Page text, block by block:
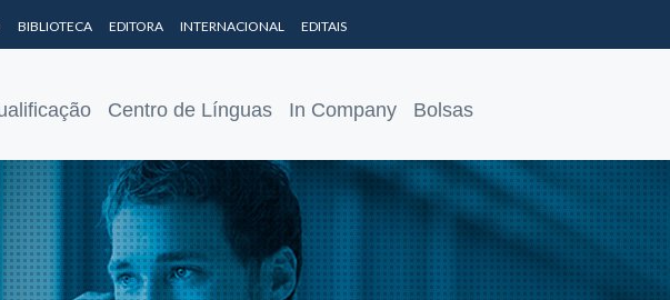
BIBLIOTECA EDITORA INTERNACIONAL EDITAIS
Centro de Línguas In Company Bolsas